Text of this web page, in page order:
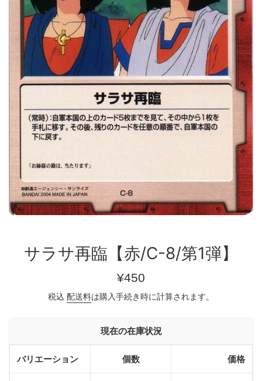
サラサ再臨【赤/C-8/第1弾】
通
価
¥450
税込 配送料は購入手続き時に計算されます。
現在の在庫状況
バリエーション 個数 価格